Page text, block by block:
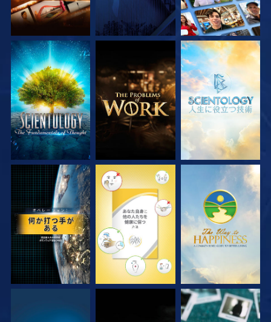
シリーズを探求 シリーズを探求 シリーズを探求
観る 観る 観る